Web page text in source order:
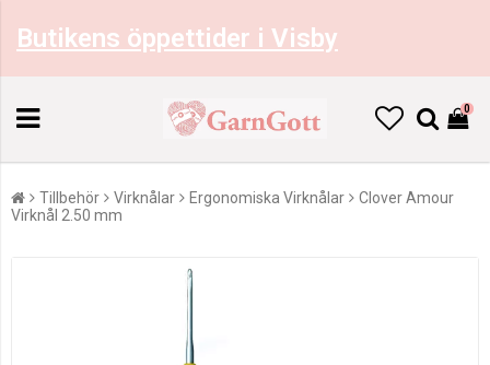
Butikens öppettider i Visby
0
Tillbehör Virknålar Ergonomiska Virknålar
Clover Amour
Virknål 2.50 mm